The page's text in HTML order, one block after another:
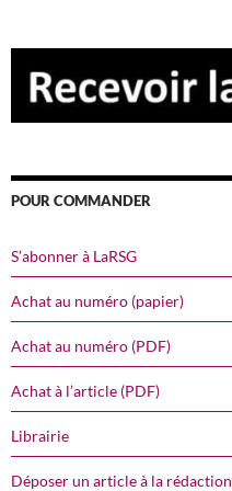
POUR COMMANDER
S’abonner à LaRSG
Achat au numéro (papier)
Achat au numéro (PDF)
Achat à l’article (PDF)
Librairie
Déposer un article à la rédaction